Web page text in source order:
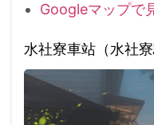
Googleマップで
水社寮車站（水社寮